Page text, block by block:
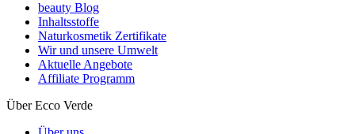
beauty Blog
Inhaltsstoffe
Naturkosmetik Zertifikate
Wir und unsere Umwelt
Aktuelle Angebote
Affiliate Programm
Über Ecco Verde